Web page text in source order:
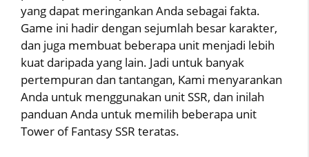
yang dapat meringankan Anda sebagai fakta.
Game ini hadir dengan sejumlah besar karakter,
dan juga membuat beberapa unit menjadi lebih
kuat daripada yang lain. Jadi untuk banyak
pertempuran dan tantangan, Kami menyarankan
Anda untuk menggunakan unit SSR, dan inilah
panduan Anda untuk memilih beberapa unit
Tower of Fantasy SSR teratas.